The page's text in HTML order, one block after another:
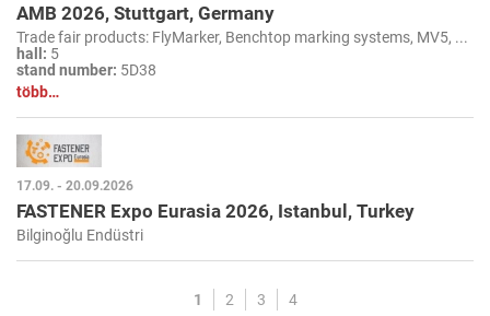
AMB 2026, Stuttgart, Germany
Trade fair products: FlyMarker, Benchtop marking systems, MV5, ...
hall: 5
stand number: 5D38
több…
17.09. - 20.09.2026
FASTENER Expo Eurasia 2026, Istanbul, Turkey
Bilginoğlu Endüstri
1 2 3 4